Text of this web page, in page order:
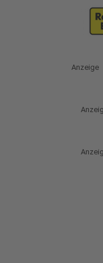
Anzeige